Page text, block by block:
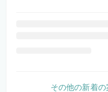
その他の新着